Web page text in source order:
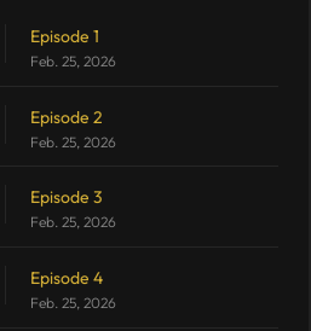
Episode 1
Feb. 25, 2026
Episode 2
Feb. 25, 2026
Episode 3
Feb. 25, 2026
Episode 4
Feb. 25, 2026